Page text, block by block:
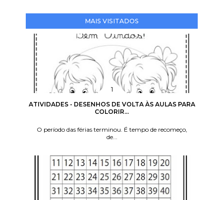
MAIS VISITADOS
ATIVIDADES - DESENHOS DE VOLTA ÀS AULAS PARA
COLORIR...
O período das férias terminou. É tempo de recomeço,
de...